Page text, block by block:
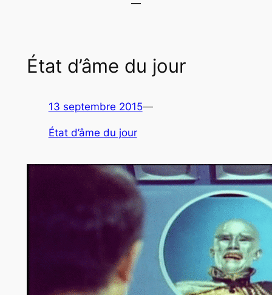
État d’âme du jour
13 septembre 2015—
État d’âme du jour